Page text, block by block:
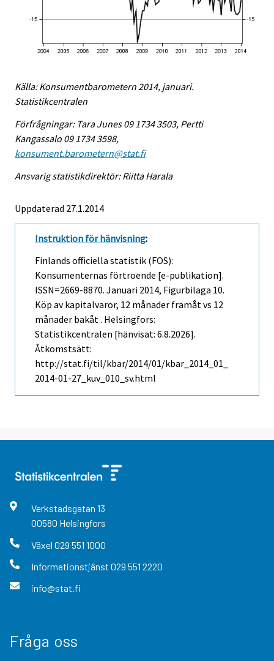
Källa: Konsumentbarometern 2014, januari.
Statistikcentralen
Förfrågningar: Tara Junes 09 1734 3503, Pertti
Kangassalo 09 1734 3598,
konsument.barometern@stat.fi
Ansvarig statistikdirektör: Riitta Harala
Uppdaterad 27.1.2014
Instruktion för hänvisning:
Finlands officiella statistik (FOS):
Konsumenternas förtroende [e-publikation].
ISSN=2669-8870. Januari 2014, Figurbilaga 10.
Köp av kapitalvaror, 12 månader framåt vs 12
månader bakåt . Helsingfors:
Statistikcentralen [hänvisat: 6.8.2026].
Åtkomstsätt:
http://stat.fi/til/kbar/2014/01/kbar_2014_01_
2014-01-27_kuv_010_sv.html
Verkstadsgatan 13
00580 Helsingfors
Växel 029 551 1000
Informationstjänst 029 551 2220
info@stat.fi
Fråga oss